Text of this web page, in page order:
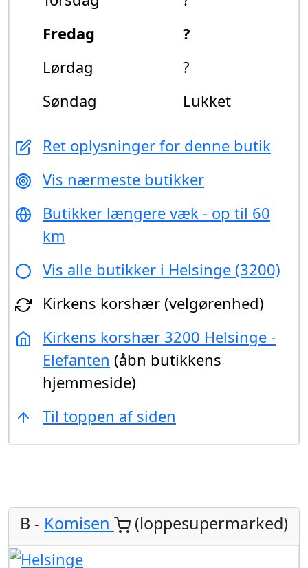
Fredag
?
Lørdag
?
Søndag
Lukket
Ret oplysninger for denne butik
Vis nærmeste butikker
Butikker længere væk - op til 60
km
Vis alle butikker i Helsinge (3200)
Kirkens korshær (velgørenhed)
Kirkens korshær 3200 Helsinge -
Elefanten (åbn butikkens
hjemmeside)
Til toppen af siden
B - Komisen (loppesupermarked)